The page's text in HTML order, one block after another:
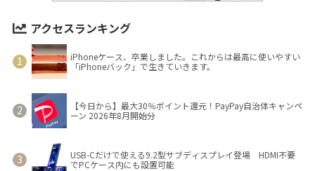
アクセスランキング
iPhoneケース、卒業しました。これからは最高に使いやすい
「iPhoneバック」で生きていきます。
【今日から】最大30％ポイント還元！PayPay自治体キャンペ
ーン 2026年8月開始分
USB-Cだけで使える9.2型サブディスプレイ登場 HDMI不要
でPCケース内にも設置可能